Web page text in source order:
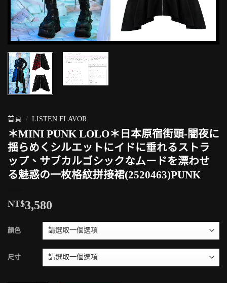
首頁 / LISTEN FLAVOR
＊MINI PUNK LOLO＊日本原宿街頭-闇夜に
揺らめくシルエットにイドに垂れるストラ
ップ、サブカルゴシックなムードを漂わせ
る魅惑の一枚格紋拼接裙(2520463)PUNK
NT$3,580
顏色
尺寸